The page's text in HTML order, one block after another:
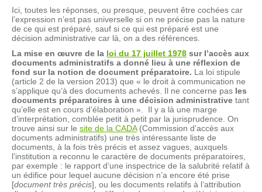
Ici, toutes les réponses, ou presque, peuvent être cochées car
l’expression n’est pas universelle si on ne précise pas la nature
de ce qui est préparé, sauf si ce qui est préparé est une
décision administrative car là, on a des références.
La mise en œuvre de la loi du 17 juillet 1978 sur l’accès aux
documents administratifs a donné lieu à une réflexion de
fond sur la notion de document préparatoire. La loi stipule
(article 2 de la version 2013) que « le droit à communication ne
s’applique qu’à des documents achevés. Il ne concerne pas les
documents préparatoires à une décision administrative tant
qu’elle est en cours d’élaboration ». Il y a là une marge
d’interprétation, comblée petit à petit par la jurisprudence. On
trouve ainsi sur le site de la CADA(Commission d’accès aux
documents administratifs) une très intéressante liste de
documents, à la fois très précis et assez vagues, auxquels
l’institution a reconnu le caractère de documents préparatoires,
par exemple : le rapport d’une inspectrice de la salubrité relatif à
un édifice pour lequel aucune décision n’a encore été prise
[document très précis], ou les documents relatifs à l’attribution